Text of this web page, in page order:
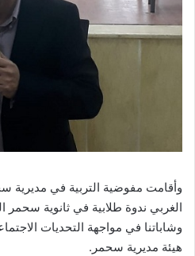
وأقامت مفوضية التربية في مديرية
الغربي ندوة طلابية في ثانوية سحمر
وشاباتنا في مواجهة التحديات
هيئة مديرية سحمر.